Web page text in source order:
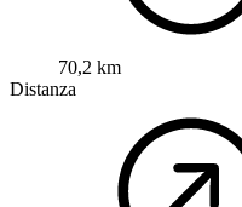
70,2 km
Distanza